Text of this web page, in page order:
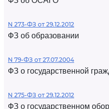
N 273-ФЗ от 29.12.2012
ФЗ об образовании
N 79-ФЗ от 27.07.2004
ФЗ о государственной
N 275-ФЗ от 29.12.2012
ФЗ о государственном